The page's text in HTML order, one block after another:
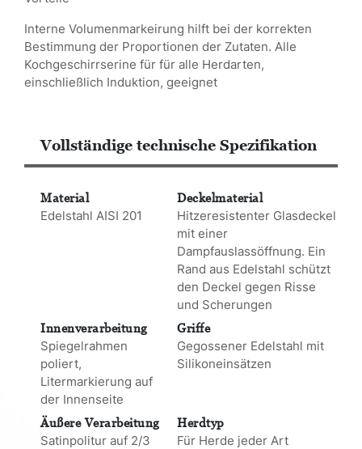
Interne Volumenmarkeirung hilft bei der korrekten
Bestimmung der Proportionen der Zutaten. Alle
Kochgeschirrserine für für alle Herdarten,
einschließlich Induktion, geeignet
Vollständige technische Spezifikation
Material Deckelmaterial
Edelstahl AISI 201
Hitzeresistenter Glasdeckel
mit einer
Dampfauslassöffnung. Ein
Rand aus Edelstahl schützt
den Deckel gegen Risse
und Scherungen
Innenverarbeitung Griffe
Spiegelrahmen
poliert,
Litermarkierung auf
der Innenseite
Gegossener Edelstahl mit
Silikoneinsätzen
Äußere Verarbeitung Herdtyp
Satinpolitur auf 2/3
Für Herde jeder Art